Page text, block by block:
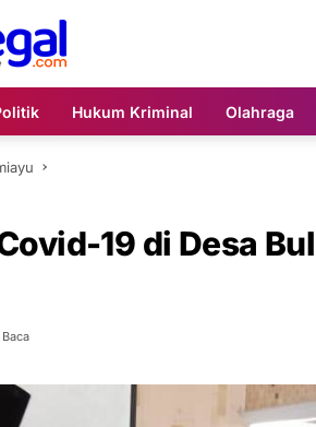
Hukum Kriminal Olahraga
19 di Desa